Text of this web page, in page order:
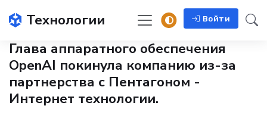
Технологии Войти
Глава аппаратного обеспечения
OpenAI покинула компанию из-за
партнерства с Пентагоном -
Интернет технологии.